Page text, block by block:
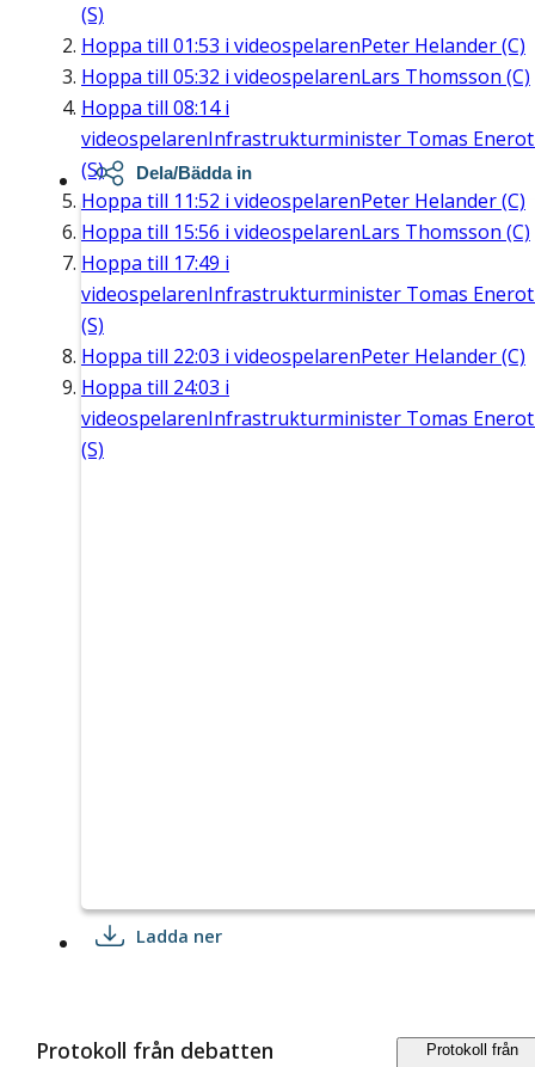
(S)
Hoppa till 01:53 i videospelarenPeter Helander (C)
Hoppa till 05:32 i videospelarenLars Thomsson (C)
Hoppa till 08:14i
videospelarenInfrastrukturminister Tomas
(S)
Hoppa till 11:52 i videospelarenPeter Helander (C)
Hoppa till 15:56 i videospelarenLars Thomsson (C)
Hoppa till 17:49 i
videospelarenInfrastrukturminister Tomas
(S)
Hoppa till 22:03 i videospelarenPeter Helander (C)
Hoppa till 24:03 i
videospelarenInfrastrukturminister Tomas
(S)
Dela/Bädda in
Ladda ner
Protokoll från debatten
Protokoll från